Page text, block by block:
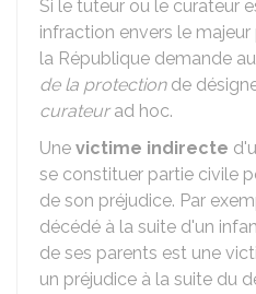
Si le tuteur ou le curateur
infraction envers le
la République demande au
de la protectionde
curateur ad hoc.
Une victime indirecte
se constituer partie civile
de son préjudice. Par
décédé à la suite d'un
de ses parents est une
un préjudice à la suite du